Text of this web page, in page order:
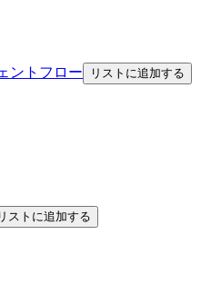
ントフロー リストに追加する
リストに追加する